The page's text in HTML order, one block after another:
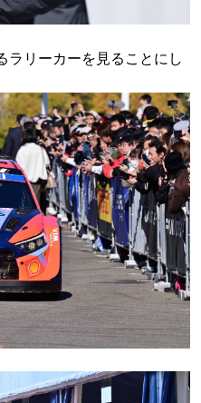
ラリーカーを見ることにし